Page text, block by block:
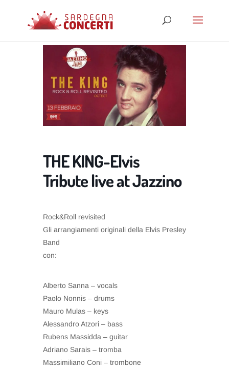
THE KING-Elvis
Tribute live at Jazzino
Rock&Roll revisited
Gli arrangiamenti originali della Elvis Presley
Band
con:
Alberto Sanna – vocals
Paolo Nonnis – drums
Mauro Mulas – keys
Alessandro Atzori – bass
Rubens Massidda – guitar
Adriano Sarais – tromba
Massimiliano Coni – trombone